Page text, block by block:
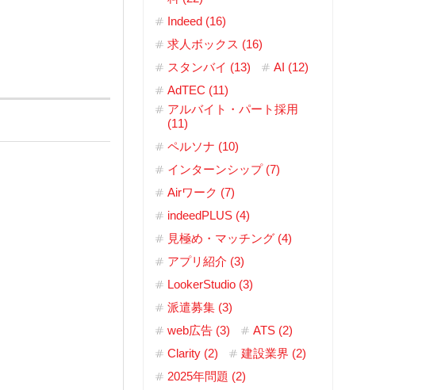
Indeed (16)
求人ボックス (16)
スタンバイ (13)
AI (12)
AdTEC (11)
アルバイト・パート採用
(11)
ペルソナ (10)
インターンシップ (7)
Airワーク (7)
indeedPLUS (4)
見極め・マッチング (4)
アプリ紹介 (3)
LookerStudio (3)
派遣募集 (3)
web広告 (3)
ATS (2)
Clarity (2)
建設業界 (2)
2025年問題 (2)